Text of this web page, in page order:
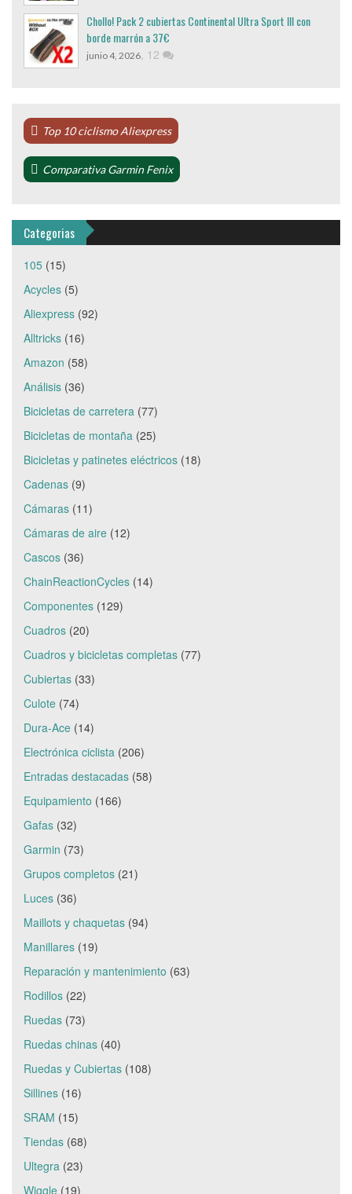
Chollo! Pack 2 cubiertas Continental Ultra Sport III con
borde marrón a 37€
junio 4, 2026, 12
Top 10 ciclismo Aliexpress
Comparativa Garmin Fenix
Categorias
105 (15)
Acycles (5)
Aliexpress (92)
Alltricks (16)
Amazon (58)
Análisis (36)
Bicicletas de carretera (77)
Bicicletas de montaña (25)
Bicicletas y patinetes eléctricos (18)
Cadenas (9)
Cámaras (11)
Cámaras de aire (12)
Cascos (36)
ChainReactionCycles (14)
Componentes (129)
Cuadros (20)
Cuadros y bicicletas completas (77)
Cubiertas (33)
Culote (74)
Dura-Ace (14)
Electrónica ciclista (206)
Entradas destacadas (58)
Equipamiento (166)
Gafas (32)
Garmin (73)
Grupos completos (21)
Luces (36)
Maillots y chaquetas (94)
Manillares (19)
Reparación y mantenimiento (63)
Rodillos (22)
Ruedas (73)
Ruedas chinas (40)
Ruedas y Cubiertas (108)
Sillines (16)
SRAM (15)
Tiendas (68)
Ultegra (23)
Wiggle (19)